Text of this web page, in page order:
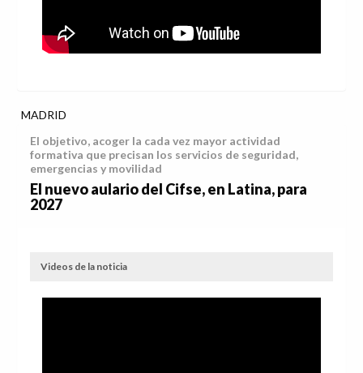
MADRID
El objetivo, acoger la cada vez mayor actividad
formativa que precisan los servicios de seguridad,
emergencias y movilidad
El nuevo aulario del Cifse, en Latina, para
2027
Videos de la noticia